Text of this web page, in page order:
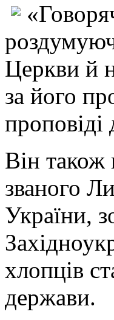
Церкви й
за його
проповіді
Він також
званого
України,
хлопців
держави.